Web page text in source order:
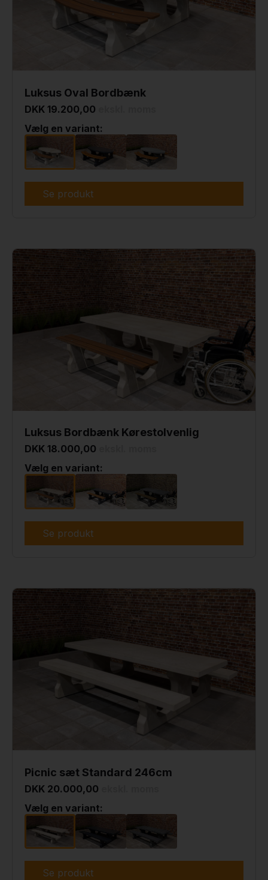
Luksus Oval Bordbænk
DKK 19.200,00
Vælg en variant:
Se produkt
Luksus Bordbænk Kørestolvenlig
DKK 18.000,00
Vælg en variant:
Se produkt
Picnic sæt Standard 246cm
DKK 20.000,00
Vælg en variant:
Se produkt